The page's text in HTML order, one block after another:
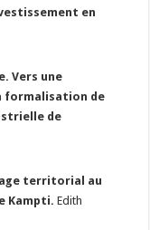
en
Vers une
formalisation de
de
territorial au
Kampti.Edith